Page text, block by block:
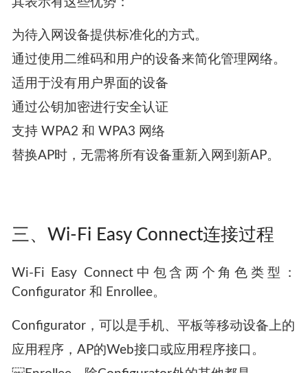
备，包括配置初始的接入点。其他的都是待注册
设备（Enrollee devices）。一旦配置设备连接到
以让它们连上网络（也支持输入字符串的形
式）。
￼
其表示有这些优势：
为待入网设备提供标准化的方式。
通过公钥加密进行安全认证
替换AP时，无需将所有设备重新入网到新AP。
三、Wi-Fi Easy Connect连接过程